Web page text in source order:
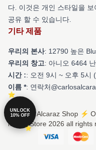
다. 이것은 개인 스타일을
공유 할 수 있습니다.
기타 제품
우리의 본사: 12790 높은
우리의 창고: 아니오 6464
시간 :: 오전 9시 ~ 오후 5시
이름 *: 연락처
© Carlos Alcaraz Shop ⚡️
Merch Store 2026 all rights
UNLOCK
10% OFF